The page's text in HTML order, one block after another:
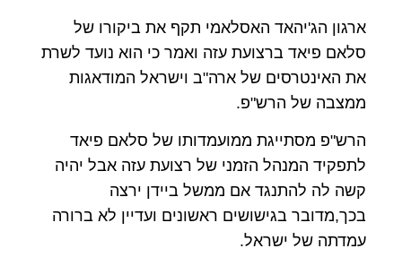
ארגון הג'יהאד האסלאמי תקף את ביקורו של
סלאם פיאד ברצועת עזה ואמר כי הוא נועד לשרת
את האינטרסים של ארה"ב וישראל המודאגות
ממצבה של הרש"פ.
הרש"פ מסתייגת ממועמדותו של סלאם פיאד
לתפקיד המנהל הזמני של רצועת עזה אבל יהיה
קשה לה להתנגד אם ממשל ביידן ירצה
בכך,מדובר בגישושים ראשונים ועדיין לא ברורה
עמדתה של ישראל.